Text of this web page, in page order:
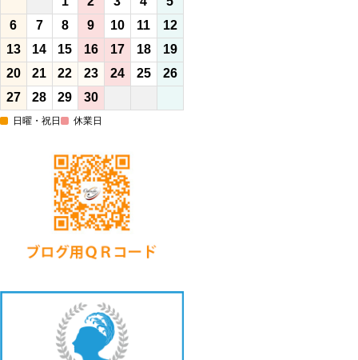
6
7 8 9 10 11
12
13
14 15 16 17 18
19
20
21 22 23 24 25
26
27
28 29 30
日曜・祝日 休業日